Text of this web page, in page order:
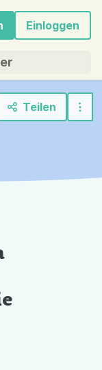
Einloggen
Teilen